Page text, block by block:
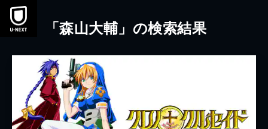
本文へスキップ
「森山大輔」の検索結果